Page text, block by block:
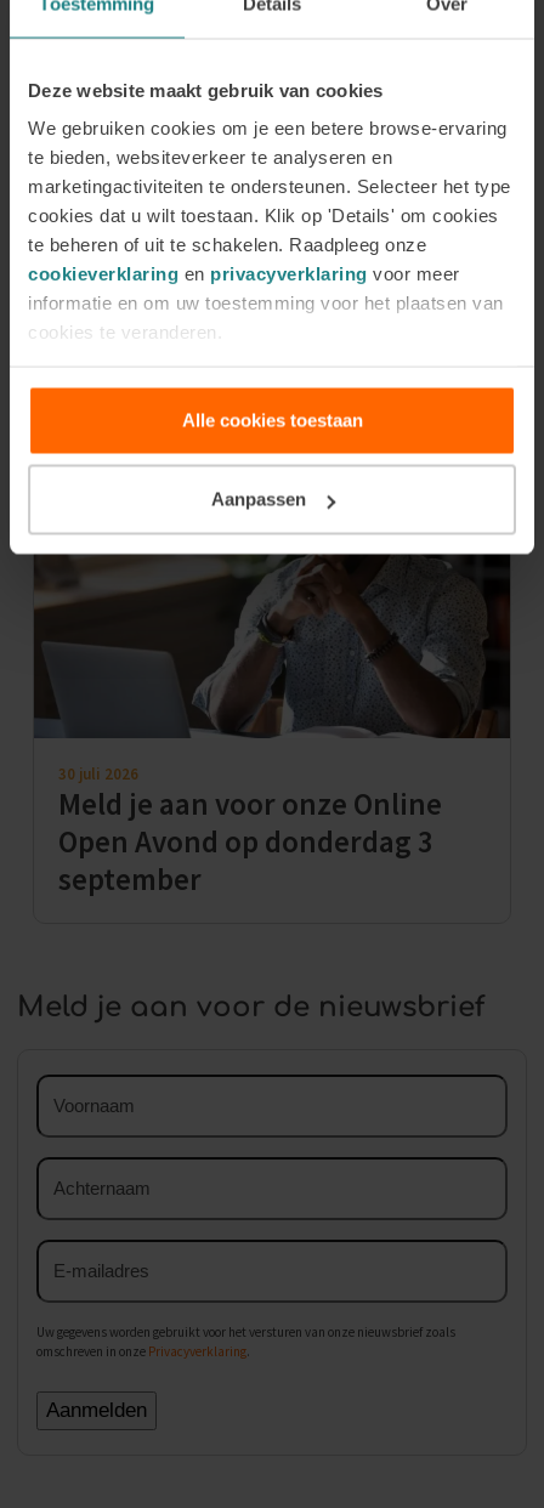
Deze website maakt gebruik van cookies
We gebruiken cookies om je een betere browse-ervaring
te bieden, websiteverkeer te analyseren en
marketingactiviteiten te ondersteunen. Selecteer het type
cookies dat u wilt toestaan. Klik op 'Details' om cookies
te beheren of uit te schakelen. Raadpleeg onze
cookieverklaring en privacyverklaring voor meer
informatie en om uw toestemming voor het plaatsen van
cookies te veranderen.
Alle cookies toestaan
Aanpassen
geaccepteerd voelt, vormt nog altijd een belangrijk
zijn bescheidenheid me aan. Hij was niet bezig met
het toepassen van een trucje, maar met het
werkelijk ontmoeten van de ander. Die houding
probeer ik ook in mijn eigen werk en in mijn lessen
mee te nemen.
30 juli 2026
Meld je aan voor onze Online
Open Avond op donderdag 3
september
Meld je aan voor de nieuwsbrief
Voornaam
Achternaam
E-
mailadres
Uw gegevens worden gebruikt voor het versturen van onze nieuwsbrief zoals
omschreven in onze Privacyverklaring.